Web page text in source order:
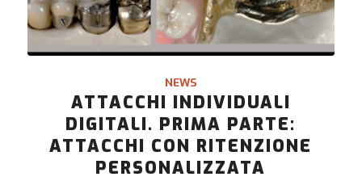
NEWS
ATTACCHI INDIVIDUALI
DIGITALI. PRIMA PARTE:
ATTACCHI CON RITENZIONE
PERSONALIZZATA